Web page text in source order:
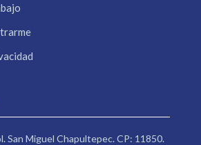
San Miguel Chapultepec. CP: 11850.